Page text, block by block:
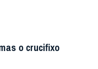
o crucifixo